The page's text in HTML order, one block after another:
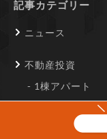
記事カテゴリー
ニュース
不動産投資
1棟アパート
ワンルーム